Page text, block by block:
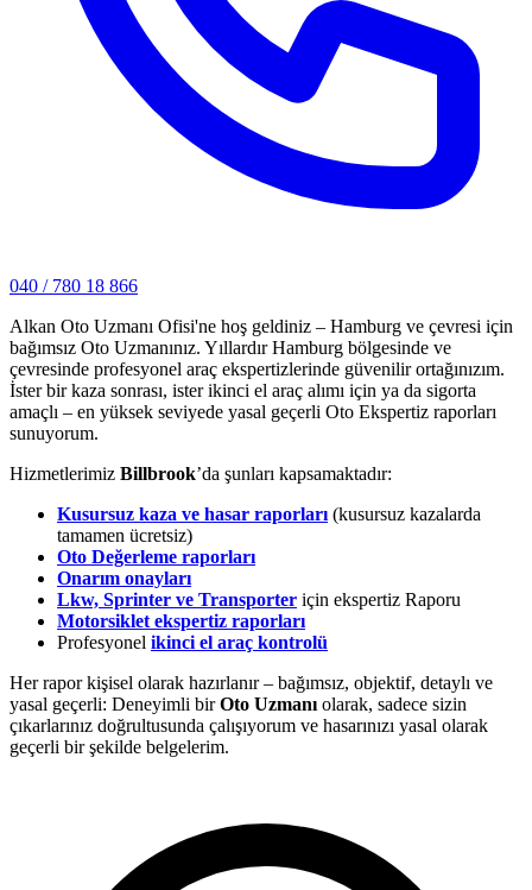
040 / 780 18 866
Alkan Oto Uzmanı Ofisi'ne hoş geldiniz – Hamburg ve çevresi için
bağımsız Oto Uzmanınız. Yıllardır Hamburg bölgesinde ve
çevresinde profesyonel araç ekspertizlerinde güvenilir ortağınızım.
İster bir kaza sonrası, ister ikinci el araç alımı için ya da sigorta
amaçlı – en yüksek seviyede yasal geçerli Oto Ekspertiz raporları
sunuyorum.
Hizmetlerimiz Billbrook’da şunları kapsamaktadır:
Kusursuz kaza ve hasar raporları (kusursuz kazalarda
tamamen ücretsiz)
Oto Değerleme raporları
Onarım onayları
Lkw, Sprinter ve Transporter için ekspertiz Raporu
Motorsiklet ekspertiz raporları
Profesyonel ikinci el araç kontrolü
Her rapor kişisel olarak hazırlanır – bağımsız, objektif, detaylı ve
yasal geçerli: Deneyimli birOto Uzmanı olarak, sadece sizin
çıkarlarınız doğrultusunda çalışıyorum ve hasarınızı yasal olarak
geçerli bir şekilde belgelerim.